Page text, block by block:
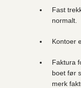
Fast
normalt.
Kontoer
Faktura
boet før
merk